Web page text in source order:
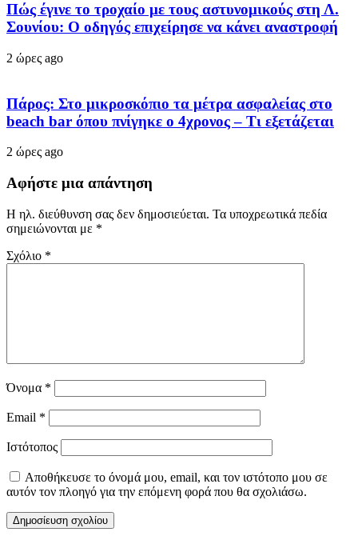
Πώς έγινε το τροχαίο με τους αστυνομικούς στη Λ.
Σουνίου: Ο οδηγός επιχείρησε να κάνει αναστροφή
2 ώρες ago
Πάρος: Στο μικροσκόπιο τα μέτρα ασφαλείας στο
beach bar όπου πνίγηκε ο 4χρονος – Τι εξετάζεται
2 ώρες ago
Αφήστε μια απάντηση
Η ηλ. διεύθυνση σας δεν δημοσιεύεται. Τα υποχρεωτικά πεδία
σημειώνονται με *
Σχόλιο *
Όνομα *
Email *
Ιστότοπος
Αποθήκευσε το όνομά μου, email, και τον ιστότοπο μου σε
αυτόν τον πλοηγό για την επόμενη φορά που θα σχολιάσω.